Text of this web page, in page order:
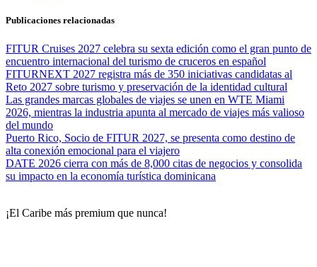
Publicaciones relacionadas
FITUR Cruises 2027 celebra su sexta edición como el gran punto de
encuentro internacional del turismo de cruceros en español
FITURNEXT 2027 registra más de 350 iniciativas candidatas al
Reto 2027 sobre turismo y preservación de la identidad cultural
Las grandes marcas globales de viajes se unen en WTE Miami
2026, mientras la industria apunta al mercado de viajes más valioso
del mundo
Puerto Rico, Socio de FITUR 2027, se presenta como destino de
alta conexión emocional para el viajero
DATE 2026 cierra con más de 8,000 citas de negocios y consolida
su impacto en la economía turística dominicana
¡El Caribe más premium que nunca!